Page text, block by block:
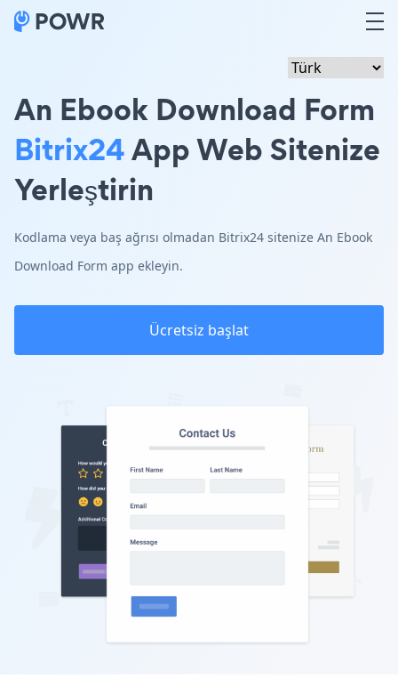
An Ebook Download Form
Bitrix24App Web Sitenize
Yerleştirin
Kodlama veya baş ağrısı olmadan Bitrix24 sitenize An Ebook
Download Form app ekleyin.
Ücretsiz başlat